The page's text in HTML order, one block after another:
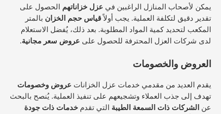
يمكن لأصحاب المنازل الراغبين في عزل خزاناتهم الحصول على
تقدير دقيق لتكلفة العملية. يجب أولاً قياس حجم الخزان بالمتر
المكعب لتحديد كمية المواد المطلوبة. بعد ذلك، يُفضل الاستعلام
لدى شركات العزل المحترفة للحصول على عروض سعر مجانية.
العروض والخصومات
يقدم العديد من مقدمي خدمات عزل الخزانات عروض وخصومات
تهدف إلى جذب العملاء وتشجيعهم على تنفيذ العملية. يُنصح بالبحث
عن
الشركات ذات السمعة الطيبة التي تقدم خدمات ذات جودة